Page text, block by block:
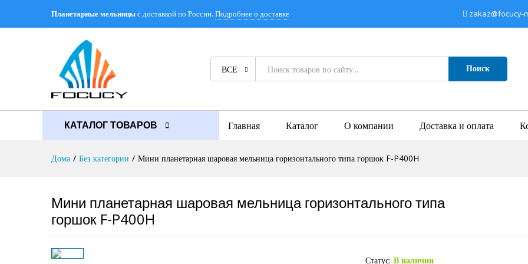
Планетарные мельницы с доставкой по России. Подробнее о доставке zakaz@focucy-
ВСЕ Поиск
КАТАЛОГ ТОВАРОВ Главная Каталог О компании Доставка и оплата
Дома / Без категории / Мини планетарная шаровая мельница горизонтального типа горшок F-P400H
Мини планетарная шаровая мельница горизонтального типа
горшок F-P400H
Статус: В наличии
Описание Отзывы (0)